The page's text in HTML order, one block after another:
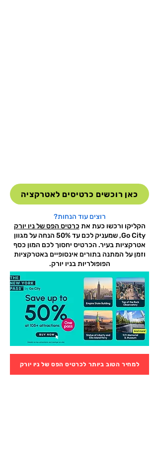
כאן רוכשים כרטיסים לאטרקציה
רוצים עוד הנחות?
הקליקו ורכשו כעת את כרטיס הפס של ניו יורק
Go City, שמעניק לכם עד 50% הנחה על מגוון
אטרקציות בעיר. הכרטיס יחסוך לכם המון כסף
וזמן על המתנה בתורים אינסופיים באטרקציות
הפופולריות בניו יורק.
למחיר הטוב ביותר לכרטיס הפס של ניו יורק